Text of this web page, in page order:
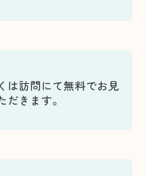
は訪問にて無料でお見
きます。